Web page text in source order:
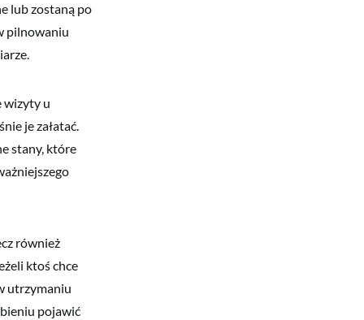
lub zostaną po
pilnowaniu
wizyty u
je załatać.
stany, które
również
ktoś chce
utrzymaniu
pojawić